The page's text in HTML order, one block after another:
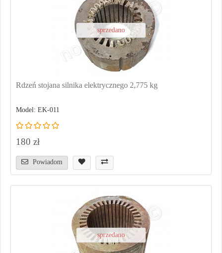
sprzedano
Rdzeń stojana silnika elektrycznego 2,775 kg
Model: EK-011
180 zł
Powiadom
sprzedano